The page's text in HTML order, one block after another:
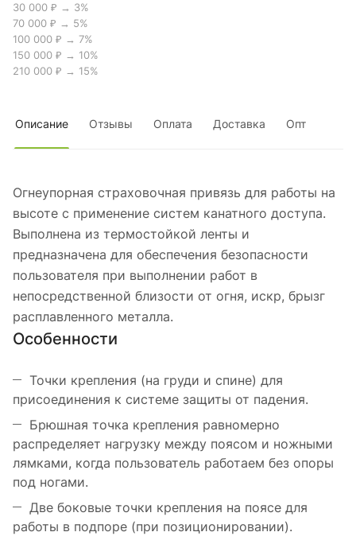
30 000 ₽ → 3%
70 000 ₽ → 5%
100 000 ₽ → 7%
150 000 ₽ → 10%
210 000 ₽ → 15%
Описание Отзывы Оплата Доставка Опт
Огнеупорная страховочная привязь для работы на
высоте с применение систем канатного доступа.
Выполнена из термостойкой ленты и
предназначена для обеспечения безопасности
пользователя при выполнении работ в
непосредственной близости от огня, искр, брызг
расплавленного металла.
Особенности
Точки крепления (на груди и спине) для
присоединения к системе защиты от падения.
Брюшная точка крепления равномерно
распределяет нагрузку между поясом и ножными
лямками, когда пользователь работаем без опоры
под ногами.
Две боковые точки крепления на поясе для
работы в подпоре (при позиционировании).